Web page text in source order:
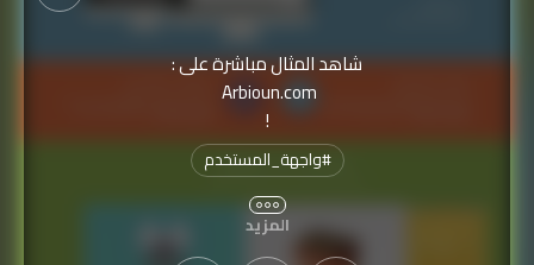
شاهد المثال مباشرة على :
Arbioun.com
!
#واجهة_المستخدم
نُشرت الفنكيلة بتاريخ2014-12-13
تمّت مشاهدتها
المزيد